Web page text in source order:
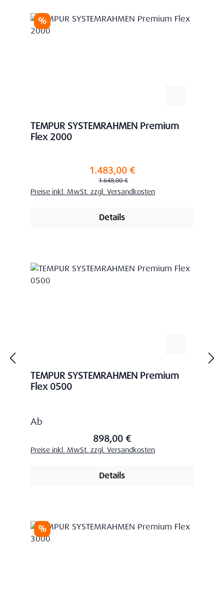
Rabatt
%
TEMPUR SYSTEMRAHMEN Premium
Flex 2000
Verkaufspreis:1.483,00 €
Regulärer Preis:
1.648,00 €
Preise inkl. MwSt. zzgl. Versandkosten
Details
TEMPUR SYSTEMRAHMEN Premium
Flex 0500
Regulärer Preis:
Ab
898,00 €
Preise inkl. MwSt. zzgl. Versandkosten
Details
Rabatt
%